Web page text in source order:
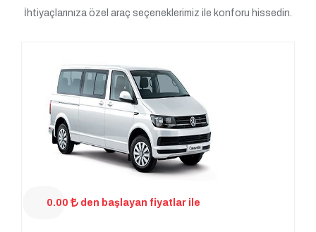
İhtiyaçlarınıza özel araç seçeneklerimiz ile konforu hissedin.
0.00 den başlayan fiyatlar ile